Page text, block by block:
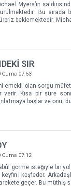
Myers’ın
Bu
beklemektedir:
SIR
07:53
emekli olan sorgu
verir. Kısa bir süre
başlar ve onu,
07:12
görme isteğiyle bir
keyfini keşfeder.
geçer. Bu müthiş